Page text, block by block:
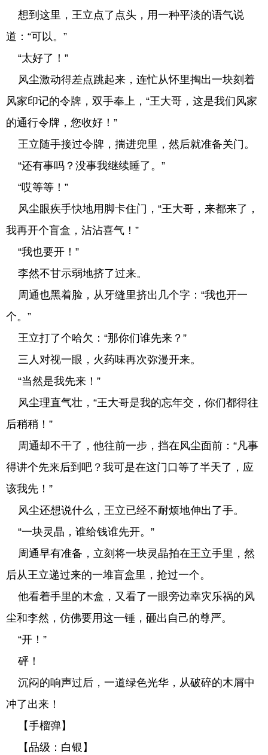
想到这里，王立点了点头，用一种平淡的语气说
道：“可以。”
“太好了！”
风尘激动得差点跳起来，连忙从怀里掏出一块刻着
风家印记的令牌，双手奉上，“王大哥，这是我们风家
的通行令牌，您收好！”
王立随手接过令牌，揣进兜里，然后就准备关门。
“还有事吗？没事我继续睡了。”
“哎等等！”
风尘眼疾手快地用脚卡住门，“王大哥，来都来了，
我再开个盲盒，沾沾喜气！”
“我也要开！”
李然不甘示弱地挤了过来。
周通也黑着脸，从牙缝里挤出几个字：“我也开一
个。”
王立打了个哈欠：“那你们谁先来？”
三人对视一眼，火药味再次弥漫开来。
“当然是我先来！”
风尘理直气壮，“王大哥是我的忘年交，你们都得往
后稍稍！”
周通却不干了，他往前一步，挡在风尘面前：“凡事
得讲个先来后到吧？我可是在这门口等了半天了，应
该我先！”
风尘还想说什么，王立已经不耐烦地伸出了手。
“一块灵晶，谁给钱谁先开。”
周通早有准备，立刻将一块灵晶拍在王立手里，然
后从王立递过来的一堆盲盒里，抢过一个。
他看着手里的木盒，又看了一眼旁边幸灾乐祸的风
尘和李然，仿佛要用这一锤，砸出自己的尊严。
“开！”
砰！
沉闷的响声过后，一道绿色光华，从破碎的木屑中
冲了出来！
【手榴弹】
【品级：白银】